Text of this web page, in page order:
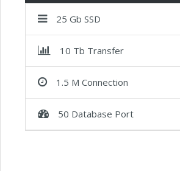
25 Gb SSD
10 Tb Transfer
1.5 M Connection
50 Database Port